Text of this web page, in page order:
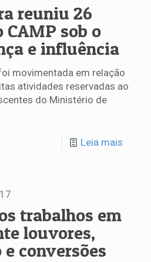
reuniu 26
sob o
e influência
movimentada em relação
atividades reservadas ao
do Ministério de
Leia mais
trabalhos em
louvores,
conversões